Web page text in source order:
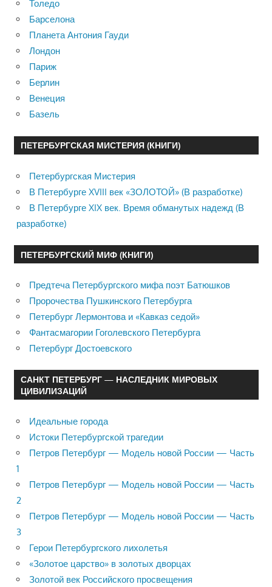
Толедо
Барселона
Планета Антония Гауди
Лондон
Париж
Берлин
Венеция
Базель
ПЕТЕРБУРГСКАЯ МИСТЕРИЯ (КНИГИ)
Петербургская Мистерия
В Петербурге XVIII век «ЗОЛОТОЙ» (В разработке)
В Петербурге XIX век. Время обманутых надежд (В
разработке)
ПЕТЕРБУРГСКИЙ МИФ (КНИГИ)
Предтеча Петербургского мифа поэт Батюшков
Пророчества Пушкинского Петербурга
Петербург Лермонтова и «Кавказ седой»
Фантасмагории Гоголевского Петербурга
Петербург Достоевского
САНКТ ПЕТЕРБУРГ — НАСЛЕДНИК МИРОВЫХ
ЦИВИЛИЗАЦИЙ
Идеальные города
Истоки Петербургской трагедии
Петров Петербург — Модель новой России — Часть
1
Петров Петербург — Модель новой России — Часть
2
Петров Петербург — Модель новой России — Часть
3
Герои Петербургского лихолетья
«Золотое царство» в золотых дворцах
Золотой век Российского просвещения